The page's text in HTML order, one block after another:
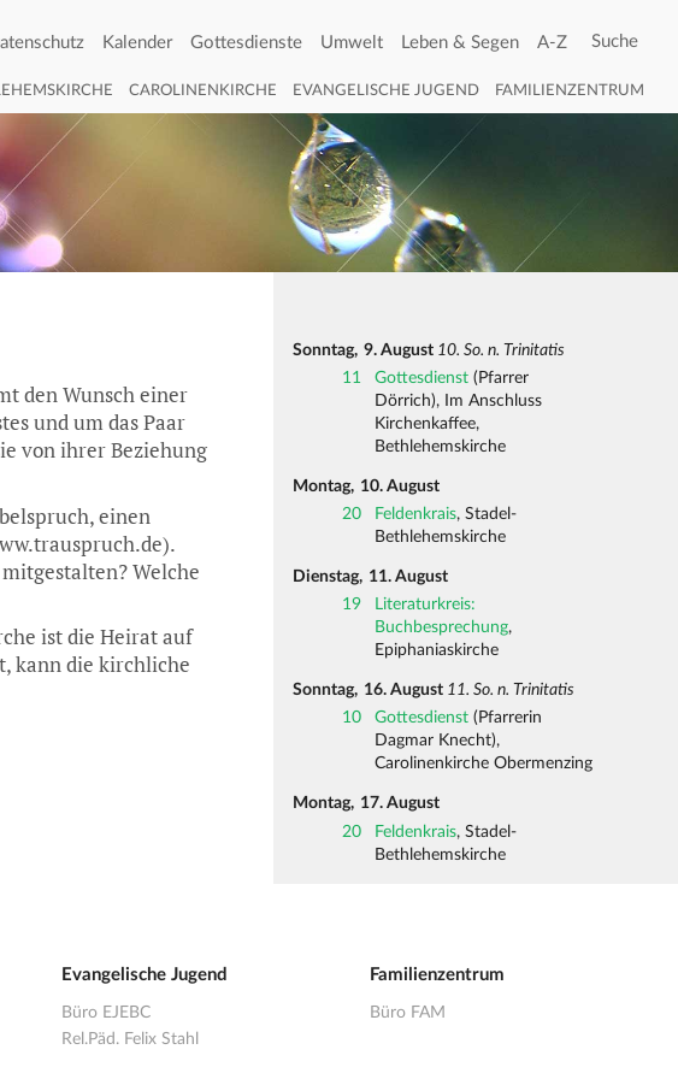
Kalender Gottesdienste Umwelt Leben & Segen A-Z
CAROLINENKIRCHE EVANGELISCHE JUGEND FAMILIENZENTRUM
den Wunsch einer
und um das Paar
von ihrer Beziehung
einen
Welche
ist die Heirat auf
kann die kirchliche
Sonntag, 9. August 10. So. n. Trinitatis
11
Gottesdienst (Pfarrer
Dörrich), Im Anschluss
Kirchenkaffee,
Bethlehemskirche
Montag, 10. August
20
Feldenkrais, Stadel-
Bethlehemskirche
Dienstag, 11. August
19
Literaturkreis:
Buchbesprechung,
Epiphaniaskirche
Sonntag, 16. August 11. So. n. Trinitatis
10
Gottesdienst (Pfarrerin
Dagmar Knecht),
Carolinenkirche Obermenzing
Montag, 17. August
20
Feldenkrais, Stadel-
Bethlehemskirche
Evangelische Jugend
Büro EJEBC
Rel.Päd. Felix Stahl
Familienzentrum
Büro FAM